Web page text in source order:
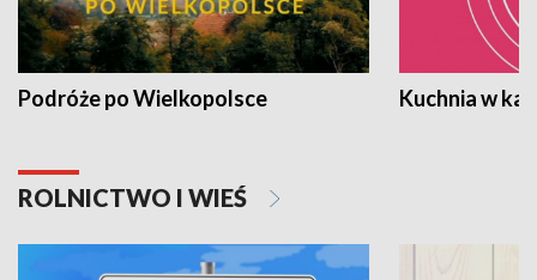
Podróże po Wielkopolsce Kuchnia w
ROLNICTWO I WIEŚ